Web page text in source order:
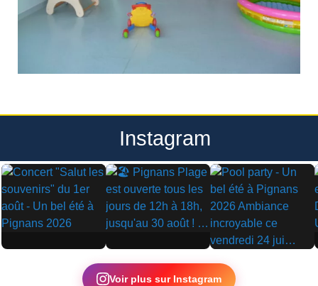
Instagram
▶ ▶
▶
Voir plus sur Instagram